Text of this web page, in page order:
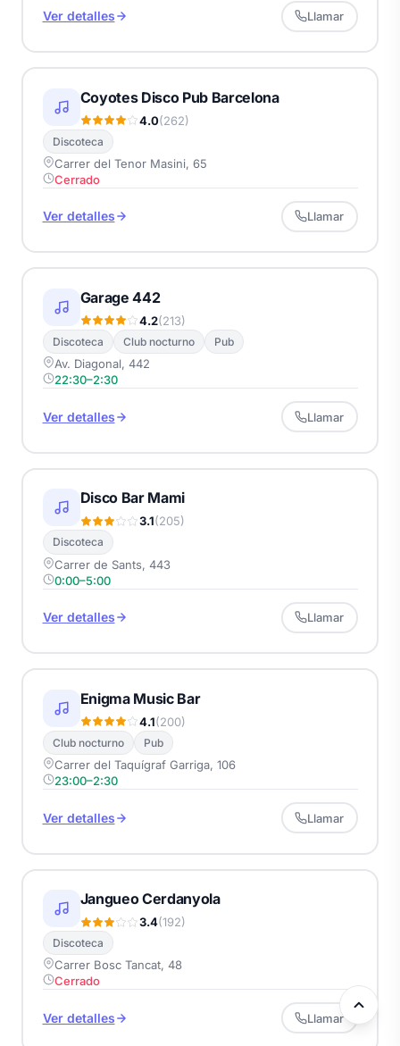
Ver detalles Llamar
Coyotes Disco Pub Barcelona
4.0(262)
Discoteca
Carrer del Tenor Masini, 65
Cerrado
Ver detalles Llamar
Garage 442
4.2(213)
Discoteca Club nocturno Pub
Av. Diagonal, 442
22:30–2:30
Ver detalles Llamar
Disco Bar Mami
3.1(205)
Discoteca
Carrer de Sants, 443
0:00–5:00
Ver detalles Llamar
Enigma Music Bar
4.1(200)
Club nocturno Pub
Carrer del Taquígraf Garriga, 106
23:00–2:30
Ver detalles Llamar
Jangueo Cerdanyola
3.4(192)
Discoteca
Carrer Bosc Tancat, 48
Cerrado
Ver detalles Llamar